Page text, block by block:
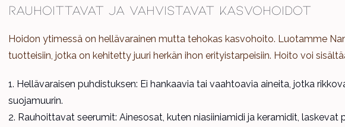
Rauhoittavat ja vahvistavat kasvohoidot
Hoidon ytimessä on hellävarainen mutta tehokas kasvohoito. Luotamme
tuotteisiin, jotka on kehitetty juuri herkän ihon erityistarpeisiin. Hoito voi
Hellävaraisen puhdistuksen: Ei hankaavia tai vaahtoavia aineita, jotka
suojamuurin.
Rauhoittavat seerumit: Ainesosat, kuten niasiiniamidi ja keramidit, laskevat